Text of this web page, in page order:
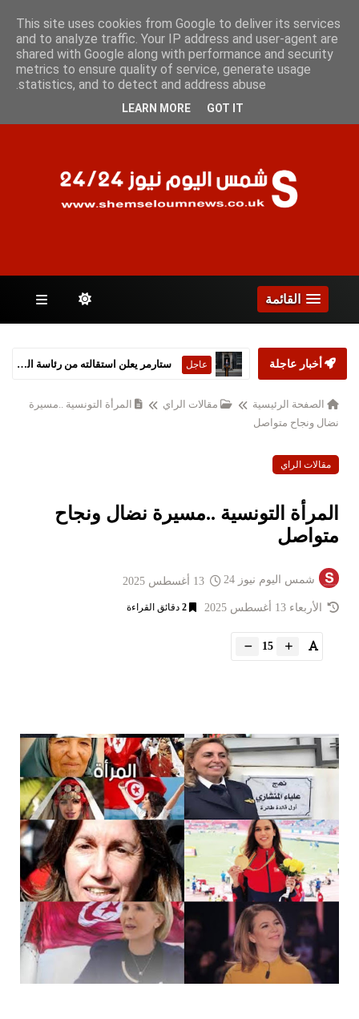
الجمعة 7 أغسطس 2026
الصفحات
القائمة
أخبار عاجلة عاجل ستارمر يعلن استقالته من رئاسة الحكومة البريطانية
الصفحة الرئيسية مقالات الراي
المرأة التونسية ..مسيرة
نضال ونجاح متواصل
مقالات الراي
المرأة التونسية ..مسيرة نضال ونجاح
متواصل
شمس اليوم نيوز 24
الأربعاء 13 أغسطس 2025 2 دقائق القراءة
15
This site uses cookies from Google to deliver its services
and to analyze traffic. Your IP address and user-agent are
shared with Google along with performance and security
metrics to ensure quality of service, generate usage
statistics, and to detect and address abuse.
LEARN MORE GOT IT